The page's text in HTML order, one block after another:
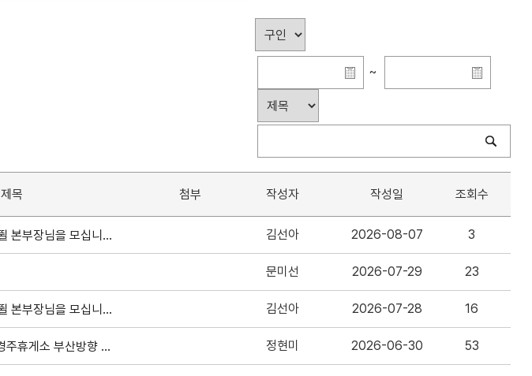
~
제목 첨부 작성자 작성일 조회수
☞ 농업발전을 위해 함께 뛸 본부장님을 모십니다. 김선아 2026-08-07 3
문미선 2026-07-29 23
☞ 농업발전을 위해 함께 뛸 본부장님을 모십니다. 김선아 2026-07-28 16
의류 판매 매니저님 구함 경주휴게소 부산방향 브이시즌멀티스포츠 정현미 2026-06-30 53